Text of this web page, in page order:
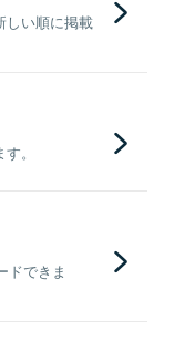
しい順に掲載
。
ドできま